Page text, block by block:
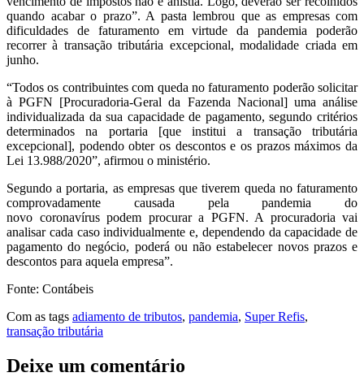
quando acabar o prazo”. A pasta lembrou que as empresas com
dificuldades de faturamento em virtude da pandemia poderão
recorrer à transação tributária excepcional, modalidade criada em
junho.
“Todos os contribuintes com queda no faturamento poderão solicitar
à PGFN [Procuradoria-Geral da Fazenda Nacional] uma análise
individualizada da sua capacidade de pagamento, segundo critérios
determinados na portaria [que institui a transação tributária
excepcional], podendo obter os descontos e os prazos máximos da
Lei 13.988/2020”, afirmou o ministério.
Segundo a portaria, as empresas que tiverem queda no faturamento
comprovadamente causada pela pandemia do
novo coronavírus podem procurar a PGFN. A procuradoria vai
analisar cada caso individualmente e, dependendo da capacidade de
pagamento do negócio, poderá ou não estabelecer novos prazos e
descontos para aquela empresa”.
Fonte: Contábeis
Com as tags adiamento de tributos, pandemia, Super Refis,
transação tributária
Deixe um comentário